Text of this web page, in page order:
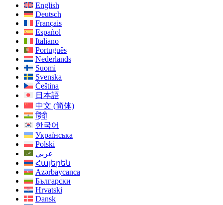
English
Deutsch
Français
Español
Italiano
Português
Nederlands
Suomi
Svenska
Čeština
日本語
中文 (简体)
हिंदी
한국어
Українська
Polski
عربي
Հայերեն
Azərbaycanca
Български
Hrvatski
Dansk